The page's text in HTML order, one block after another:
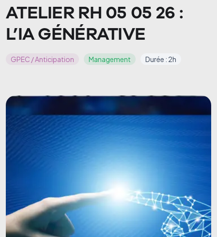
ATELIER RH 05 05 26 :
L’IA GÉNÉRATIVE
GPEC / Anticipation Management Durée : 2h